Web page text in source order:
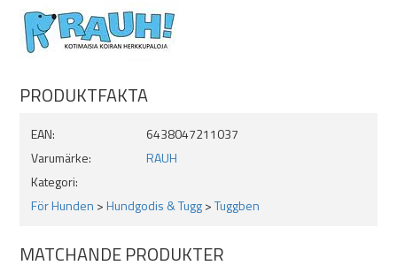
Bara dom bästa råvarorna
Förebygger tandköttsinflammation, tandsten och plack
Tillverkas i Finland
PRODUKTFAKTA
EAN:
6438047211037
Varumärke:
RAUH
Kategori:
För Hunden >Hundgodis & Tugg>Tuggben
MATCHANDE PRODUKTER